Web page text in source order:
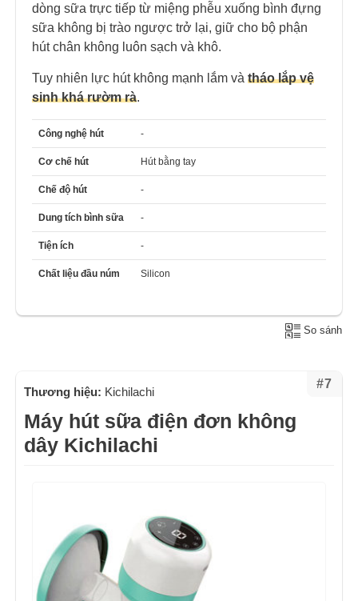
dòng sữa trực tiếp từ miệng phễu xuống bình đựng
sữa không bị trào ngược trở lại, giữ cho bộ phận
hút chân không luôn sạch và khô.
Tuy nhiên lực hút không mạnh lắm và tháo lắp vệ
sinh khá rườm rà.
Công nghệ hút -
Cơ chế hút Hút bằng tay
Chế độ hút -
Dung tích bình sữa -
Tiện ích -
Chất liệu đầu núm Silicon
So sánh
#7
Thương hiệu: Kichilachi
Máy hút sữa điện đơn không
dây Kichilachi